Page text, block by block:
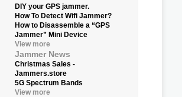
DIY your GPS jammer.
How To Detect Wifi Jammer?
How to Disassemble a “GPS
Jammer” Mini Device
View more
Jammer News
Christmas Sales -
Jammers.store
5G Spectrum Bands
View more